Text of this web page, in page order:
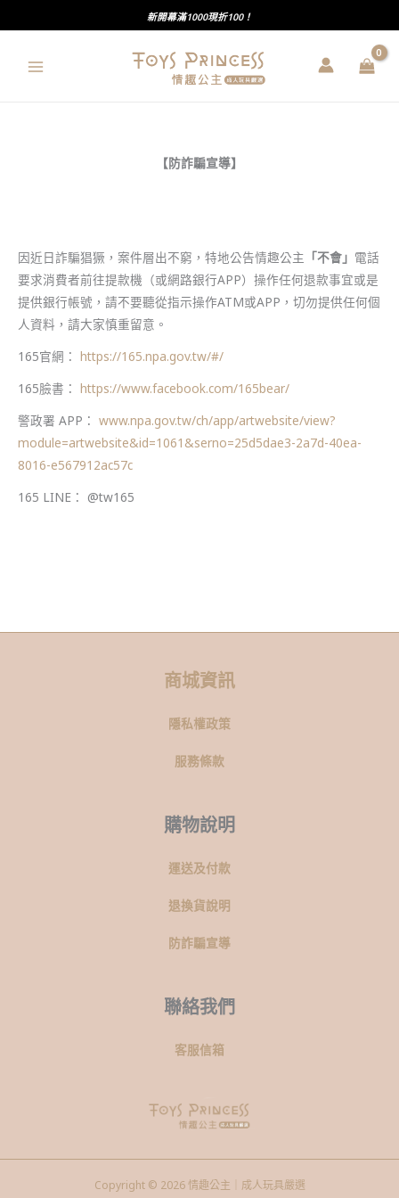
至
新開幕滿1000現折100！
【防詐騙宣導】
因近日詐騙猖獗，案件層出不窮，特地公告情趣公主 「不會」 電話
要求消費者前往提款機（或網路銀行APP）操作任何退款事宜或是
提供銀行帳號，請不要聽從指示操作ATM或APP，切勿提供任何個
人資料，請大家慎重留意。
165官網： https://165.npa.gov.tw/#/
165臉書： https://www.facebook.com/165bear/
警政署 APP： www.npa.gov.tw/ch/app/artwebsite/view?
module=artwebsite&id=1061&serno=25d5dae3-2a7d-40ea-
8016-e567912ac57c
165 LINE： @tw165
商城資訊
隱私權政策
服務條款
購物說明
運送及付款
退換貨說明
防詐騙宣導
聯絡我們
客服信箱
Copyright © 2026 情趣公主｜成人玩具嚴選